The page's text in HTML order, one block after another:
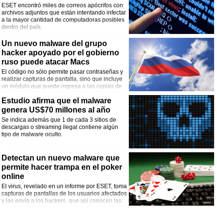
ESET encontró miles de correos apócrifos con
archivos adjuntos que están intentando infectar
a la mayor cantidad de computadoras posibles
dentro del país.
Un nuevo malware del grupo
hacker apoyado por el gobierno
ruso puede atacar Macs
El código no sólo permite pasar contraseñas y
realizar capturas de pantalla, sino que incluye
un módulo que puede ingresa a las copias de
iTunes.
Estudio afirma que el malware
genera US$70 millones al año
Se indica además que 1 de cada 3 sitios de
descargas o streaming ilegal contiene algún
tipo de malware oculto.
Detectan un nuevo malware que
permite hacer trampa en el poker
online
El virus, revelado en un informe por ESET, toma
capturas de pantallas de los usuarios afectados
y las envía a los hackers, que así conocen las